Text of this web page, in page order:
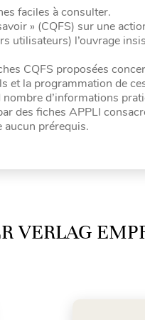
faciles à consulter.
» (CQFS) sur une
utilisateurs) l’ouvrage
CQFS proposées
et la programmation de
d’informations
des fiches APPLI
aucun prérequis.
VERLAG